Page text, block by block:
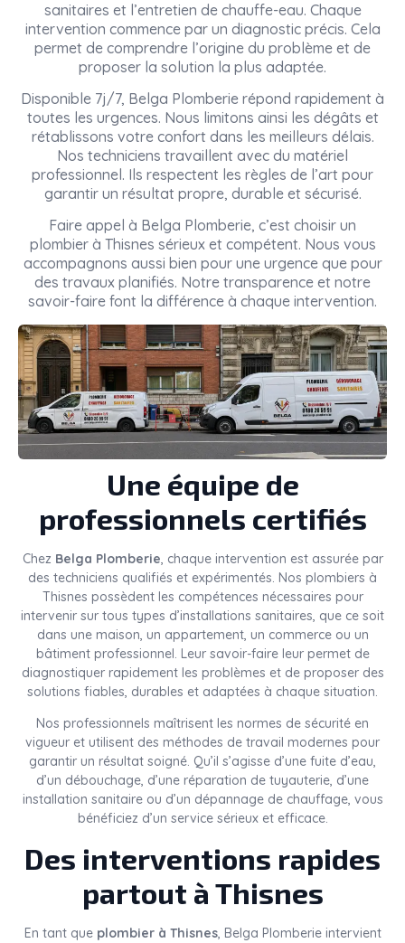
sanitaires et l’entretien de chauffe-eau. Chaque
intervention commence par un diagnostic précis. Cela
permet de comprendre l’origine du problème et de
proposer la solution la plus adaptée.
Disponible 7j/7, Belga Plomberie répond rapidement à
toutes les urgences. Nous limitons ainsi les dégâts et
rétablissons votre confort dans les meilleurs délais.
Nos techniciens travaillent avec du matériel
professionnel. Ils respectent les règles de l’art pour
garantir un résultat propre, durable et sécurisé.
Faire appel à Belga Plomberie, c’est choisir un
plombier à Thisnes sérieux et compétent. Nous vous
accompagnons aussi bien pour une urgence que pour
des travaux planifiés. Notre transparence et notre
savoir-faire font la différence à chaque intervention.
Une équipe de
professionnels certifiés
Chez Belga Plomberie , chaque intervention est assurée par
des techniciens qualifiés et expérimentés. Nos plombiers à
Thisnes possèdent les compétences nécessaires pour
intervenir sur tous types d’installations sanitaires, que ce soit
dans une maison, un appartement, un commerce ou un
bâtiment professionnel. Leur savoir-faire leur permet de
diagnostiquer rapidement les problèmes et de proposer des
solutions fiables, durables et adaptées à chaque situation.
Nos professionnels maîtrisent les normes de sécurité en
vigueur et utilisent des méthodes de travail modernes pour
garantir un résultat soigné. Qu’il s’agisse d’une fuite d’eau,
d’un débouchage, d’une réparation de tuyauterie, d’une
installation sanitaire ou d’un dépannage de chauffage, vous
bénéficiez d’un service sérieux et efficace.
Des interventions rapides
partout à Thisnes
En tant que plombier à Thisnes, Belga Plomberie intervient